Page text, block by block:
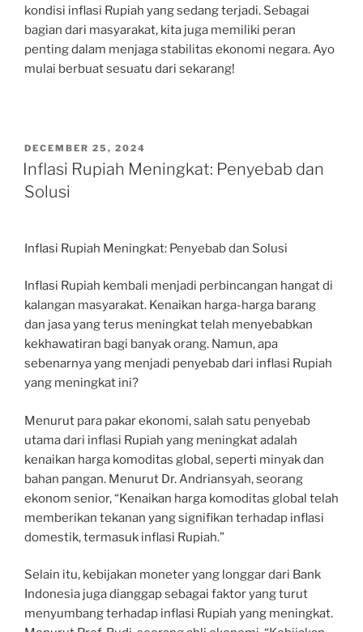
kondisi inflasi Rupiah yang sedang terjadi. Sebagai
bagian dari masyarakat, kita juga memiliki peran
penting dalam menjaga stabilitas ekonomi negara. Ayo
mulai berbuat sesuatu dari sekarang!
POSTED
ON
DECEMBER 25, 2024
Inflasi Rupiah Meningkat: Penyebab dan
Solusi
Inflasi Rupiah Meningkat: Penyebab dan Solusi
Inflasi Rupiah kembali menjadi perbincangan hangat di
kalangan masyarakat. Kenaikan harga-harga barang
dan jasa yang terus meningkat telah menyebabkan
kekhawatiran bagi banyak orang. Namun, apa
sebenarnya yang menjadi penyebab dari inflasi Rupiah
yang meningkat ini?
Menurut para pakar ekonomi, salah satu penyebab
utama dari inflasi Rupiah yang meningkat adalah
kenaikan harga komoditas global, seperti minyak dan
bahan pangan. Menurut Dr. Andriansyah, seorang
ekonom senior, “Kenaikan harga komoditas global telah
memberikan tekanan yang signifikan terhadap inflasi
domestik, termasuk inflasi Rupiah.”
Selain itu, kebijakan moneter yang longgar dari Bank
Indonesia juga dianggap sebagai faktor yang turut
menyumbang terhadap inflasi Rupiah yang meningkat.